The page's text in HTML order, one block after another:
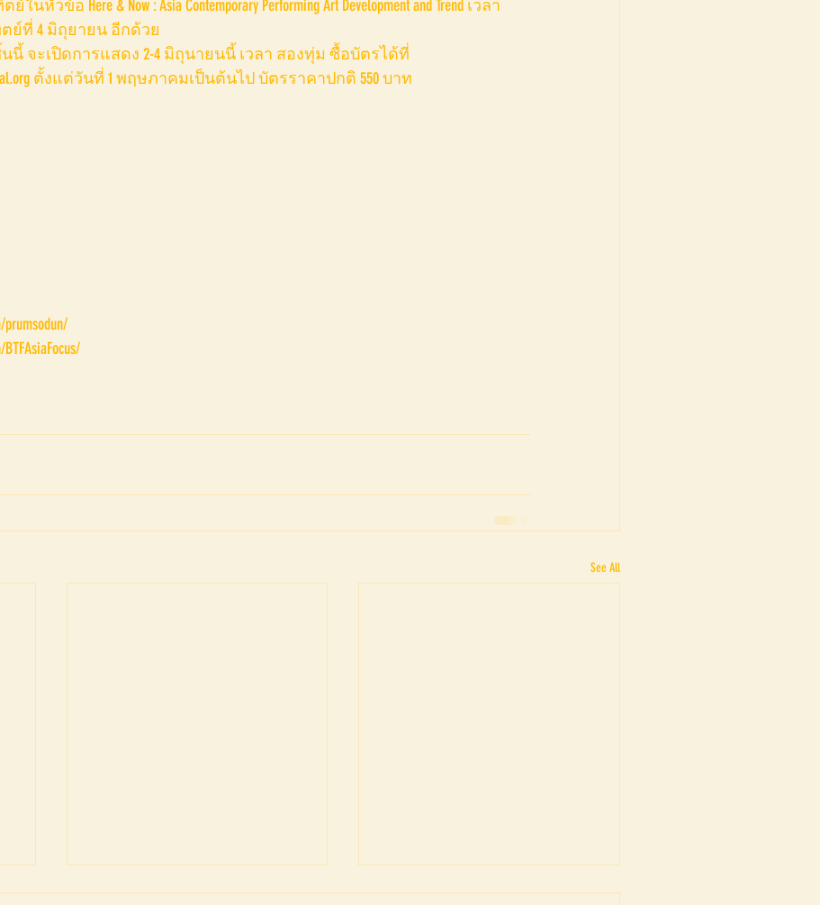
วข้อ Here & Now : Asia Contemporary Performing Art Development and Trend เวลา
ย์ที่ 4 มิถุยายน อีกด้วย
ชิ้นนี้ จะเปิดการแสดง 2-4 มิถุนายนนี้ เวลา สองทุ่ม ซื้อบัตรได้ที่
ตั้งแต่วันที่ 1 พฤษภาคมเป็นต้นไป บัตรราคาปกติ 550 บาท
prumsodun/
See All